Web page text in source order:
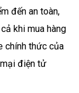
đến an toàn,
khi mua hàng
chính thức của
điện tử